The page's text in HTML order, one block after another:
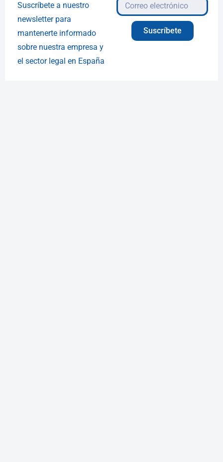
Suscríbete a nuestro
newsletter para
mantenerte informado
sobre nuestra empresa y
el sector legal en España
Suscríbete